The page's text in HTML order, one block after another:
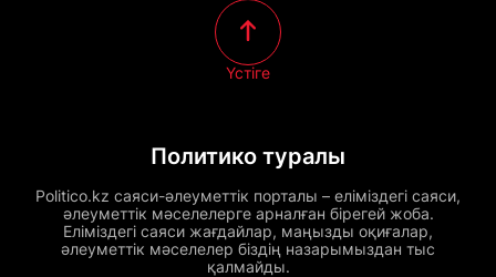
Политико туралы
Politico.kz саяси-әлеуметтік порталы – еліміздегі саяси,
әлеуметтік мәселелерге арналған бірегей жоба.
Еліміздегі саяси жағдайлар, маңызды оқиғалар,
әлеуметтік мәселелер біздің назарымыздан тыс
қалмайды.
Үстіге